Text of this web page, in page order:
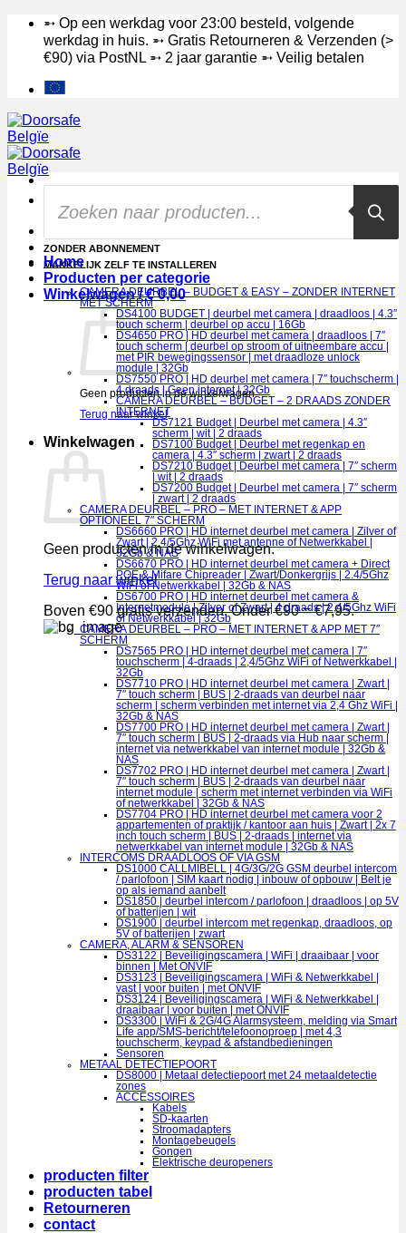
inhoud
➵ Op een werkdag voor 23:00 besteld, volgende
werkdag in huis. ➵ Gratis Retourneren & Verzenden (>
€90) via PostNL ➵ 2 jaar garantie ➵ Veilig betalen
ZONDER ABONNEMENT
MAKKELIJK ZELF TE INSTALLEREN
Winkelwagen /€0,00
Geen producten in de winkelwagen.
Terug naar winkel
Winkelwagen
Geen producten in de winkelwagen.
Terug naar winkel
Boven €90 gratis verzenden. Onder €90 = €7,95.
Products
search
Home
Producten per categorie
CAMERA DEURBEL – BUDGET & EASY – ZONDER INTERNET
MET SCHERM
DS4100 BUDGET | deurbel met camera | draadloos | 4.3″
touch scherm | deurbel op accu | 16Gb
DS4650 PRO | HD deurbel met camera | draadloos | 7″
touch scherm | deurbel op stroom of uitneembare accu |
met PIR bewegingssensor | met draadloze unlock
module | 32Gb
DS7550 PRO | HD deurbel met camera | 7″ touchscherm |
4 draads | Geen internet | 32Gb
CAMERA DEURBEL – BUDGET – 2 DRAADS ZONDER
INTERNET
DS7121 Budget | Deurbel met camera | 4.3″
scherm | wit | 2 draads
DS7100 Budget | Deurbel met regenkap en
camera | 4.3″ scherm | zwart | 2 draads
DS7210 Budget | Deurbel met camera | 7″ scherm
| wit | 2 draads
DS7200 Budget | Deurbel met camera | 7″ scherm
| zwart | 2 draads
CAMERA DEURBEL – PRO – MET INTERNET & APP
OPTIONEEL 7″ SCHERM
DS6660 PRO | HD internet deurbel met camera | Zilver of
Zwart | 2.4/5Ghz WiFi met antenne of Netwerkkabel |
32Gb & NAS
DS6670 PRO | HD internet deurbel met camera + Direct
POE & Mifare Chipreader | Zwart/Donkergrijs | 2.4/5Ghz
WiFi of Netwerkkabel | 32Gb & NAS
DS6700 PRO | HD internet deurbel met camera &
Internetmodule | Zilver of Zwart | 4 draads | 2,4/5Ghz WiFi
of Netwerkkabel | 32Gb
CAMERA DEURBEL – PRO – MET INTERNET & APP MET 7″
SCHERM
DS7565 PRO | HD internet deurbel met camera | 7″
touchscherm | 4-draads | 2,4/5Ghz WiFi of Netwerkkabel |
32Gb
DS7710 PRO | HD internet deurbel met camera | Zwart |
7″ touch scherm | BUS | 2-draads van deurbel naar
scherm | scherm verbinden met internet via 2,4 Ghz WiFi |
32Gb & NAS
DS7700 PRO | HD internet deurbel met camera | Zwart |
7″ touch scherm | BUS | 2-draads via Hub naar scherm |
internet via netwerkkabel van internet module | 32Gb &
NAS
DS7702 PRO | HD internet deurbel met camera | Zwart |
7″ touch scherm | BUS | 2-draads van deurbel naar
internet module | scherm met internet verbinden via WiFi
of netwerkkabel | 32Gb & NAS
DS7704 PRO | HD internet deurbel met camera voor 2
appartementen of praktijk / kantoor aan huis | Zwart | 2x 7
inch touch scherm | BUS | 2-draads | internet via
netwerkkabel van internet module | 32Gb & NAS
INTERCOMS DRAADLOOS OF VIA GSM
DS1000 CALLMIBELL | 4G/3G/2G GSM deurbel intercom
/ parlofoon | SIM kaart nodig | inbouw of opbouw | Belt je
op als iemand aanbelt
DS1850 | deurbel intercom / parlofoon | draadloos | op 5V
of batterijen | wit
DS1900 | deurbel intercom met regenkap, draadloos, op
5V of batterijen | zwart
CAMERA, ALARM & SENSOREN
DS3122 | Beveiligingscamera | WiFi | draaibaar | voor
binnen | Met ONVIF
DS3123 | Beveiligingscamera | WiFi & Netwerkkabel |
vast | voor buiten | met ONVIF
DS3124 | Beveiligingscamera | WiFi & Netwerkkabel |
draaibaar | voor buiten | met ONVIF
DS3300 | WiFi & 2G/4G Alarmsysteem, melding via Smart
Life app/SMS-bericht/telefoonoproep | met 4,3
touchscherm, keypad & afstandbedieningen
Sensoren
METAAL DETECTIEPOORT
DS8000 | Metaal detectiepoort met 24 metaaldetectie
zones
ACCESSOIRES
Kabels
SD-kaarten
Stroomadapters
Montagebeugels
Gongen
Elektrische deuropeners
producten filter
producten tabel
Retourneren
contact